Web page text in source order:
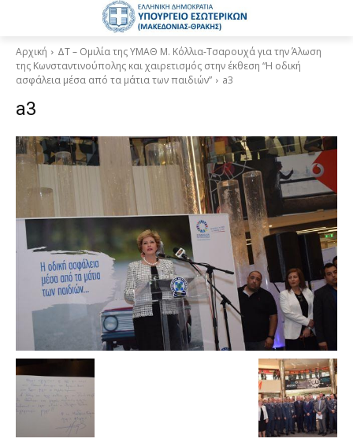
Αρχική
ΔΤ – Ομιλία της ΥΜΑΘ Μ. Κόλλια-Τσαρουχά για την Άλωση
της Κωνσταντινούπολης και χαιρετισμός στην έκθεση “Η οδική
ασφάλεια μέσα από τα μάτια των παιδιών”
a3
a3